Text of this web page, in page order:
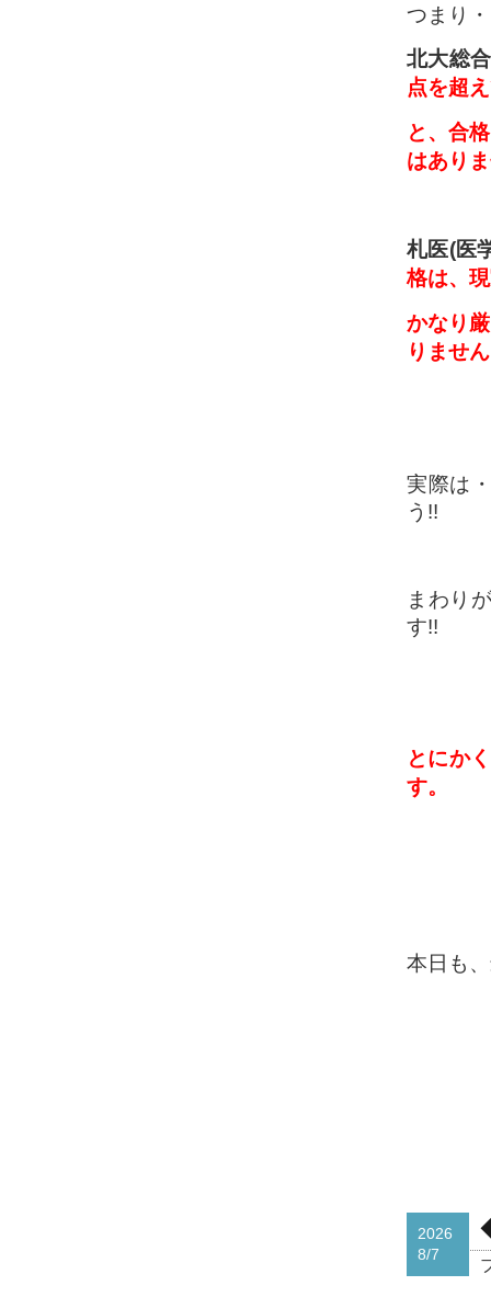
つまり
北大総
点を超
と、合
はあり
札医(医
格は、
かなり
りませ
実際は
う!!
まわり
す!!
とにか
す。
本日も
2026
8/7